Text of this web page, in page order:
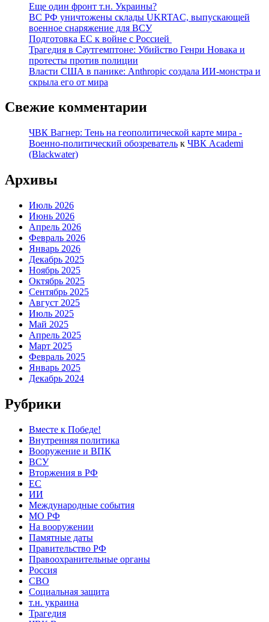
Еще один фронт т.н. Украины?
ВС РФ уничтожены склады UKRTAC, выпускающей
военное снаряжение для ВСУ
Подготовка ЕС к войне с Россией
Трагедия в Саутгемптоне: Убийство Генри Новака и
протесты против полиции
Власти США в панике: Anthropic создала ИИ-монстра и
скрыла его от мира
Свежие комментарии
ЧВК Вагнер: Тень на геополитической карте мира -
Военно-политический обозреватель к ЧВК Academi
(Blackwater)
Архивы
Июль 2026
Июнь 2026
Апрель 2026
Февраль 2026
Январь 2026
Декабрь 2025
Ноябрь 2025
Октябрь 2025
Сентябрь 2025
Август 2025
Июль 2025
Май 2025
Апрель 2025
Март 2025
Февраль 2025
Январь 2025
Декабрь 2024
Рубрики
Вместе к Победе!
Внутренняя политика
Вооружение и ВПК
ВСУ
Вторжения в РФ
ЕС
ИИ
Международные события
МО РФ
На вооружении
Памятные даты
Правительство РФ
Правоохранительные органы
Россия
СВО
Социальная защита
т.н. украина
Трагедия